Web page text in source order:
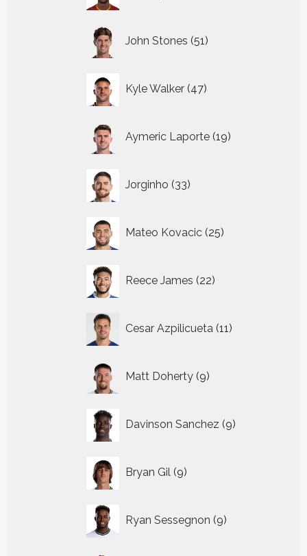
John Stones 51
producten
Kyle Walker 47
producten
Aymeric Laporte 19
producten
Jorginho 33
producten
Mateo Kovacic 25
producten
Reece James 22
producten
Cesar Azpilicueta 11
producten
Matt Doherty 9
producten
Davinson Sanchez 9
producten
Bryan Gil 9
producten
Ryan Sessegnon 9
producten